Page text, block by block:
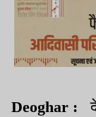
Deoghar :